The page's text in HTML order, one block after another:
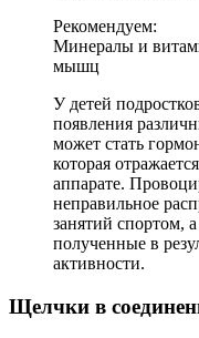
Рекомендуем:
Минералы и
мышц
У детей
появления
может стать
которая
аппарате.
неправильное
занятий спортом,
полученные в
активности.
Щелчки в